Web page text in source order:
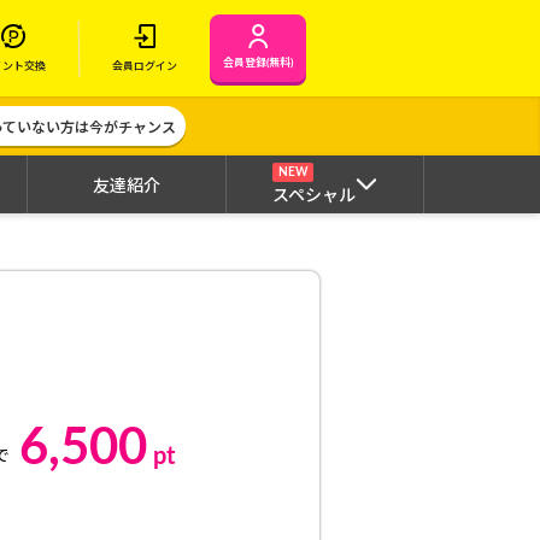
ント交換 会員ログイン 会員登録(無料)
いない方は今がチャンス
友達紹介
NEW
スペシャル
6,500 pt